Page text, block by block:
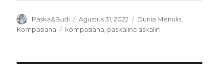
Author
Paska&Budi
Posted
on
Agustus 31, 2022 Categories
Dunia Menulis
Kompasiana
Tags
kompasiana paskalina askalin